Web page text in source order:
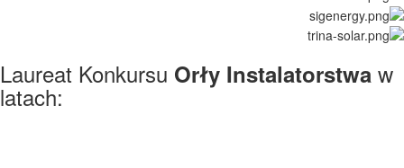
Laureat Konkursu Orły Instalatorstwa w
latach: